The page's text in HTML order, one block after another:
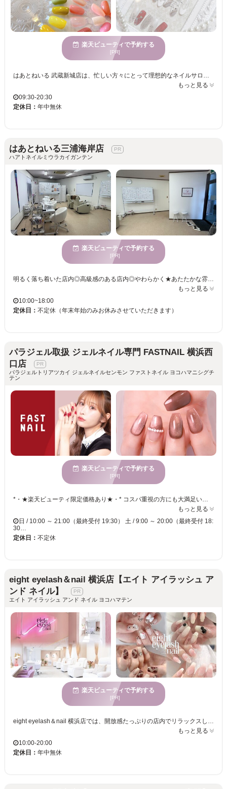
楽天ビューティで予約する
[PR]
はあとねいる 武蔵新城店は、忙しい方々にとって理想的なネイルサロンです。アットホームな雰囲気で、リラックスしながら過ごせます。特に魅力的なのは、「早い・安い・キレイ」を実現しているところ。多忙な毎日でも短時間で施術を受けられ、リーズナブルな価格で続けて通えます。経験豊富なネイリストが、シンプルからトレンドまで幅広いデザインを提案し、丁寧に仕上げますので、指先が華やかになり毎日の気分が上がります。また、幅広い年齢層の方々に対応しており、子連れの方も安心して訪れることができます。はあとねいる 武蔵新城店で理想のネイルを楽しんでください。
もっと見る
09:30-20:30
定休日： 年中無休
はあとねいる三浦海岸店
ハアトネイルミウラカイガンテン
楽天ビューティで予約する
[PR]
もっと見る
10:00~18:00
定休日： 不定休（年末年始のみお休みさせていただきます）
パラジェル取扱 ジェルネイル専門 FASTNAIL 横浜西
口店
パラジェルトリアツカイ ジェルネイルセンモン ファストネイル ヨコハマニシグチ
テン
楽天ビューティで予約する
[PR]
もっと見る
日 / 10:00 ～ 21:00（最終受付 19:30） 土 / 9:00 ～ 20:00（最終受付 18:
30…
定休日： 不定休
eight eyelash＆nail 横浜店【エイト アイラッシュ ア
ンド ネイル】
エイト アイラッシュ アンド ネイル ヨコハマテン
楽天ビューティで予約する
[PR]
eight eyelash＆nail 横浜店では、開放感たっぷりの店内でリラックスしながらネイルを楽しむことができます。若々しい女性たちにとって理想のスタイルを見つけるために丁寧なカウンセリングを提供していますので、あなたの個性やニーズにぴったり合うデザインを見つけられるでしょう。技術力だけでなく、一人ひとりの要望をしっかりと理解し、魅力を最大限引き出すデザインを実現します。新しい自分を発見し、もっと輝きたい方に最適なサロンで、何度でも訪れたくなることでしょう。気軽にお手頃な価格で自分らしい美しさを手に入れ、毎日をもっと楽しく過ごしてみませんか。エイト アイラッシュ アンド ネイルであなたの魅力を引き立てましょう。
もっと見る
10:00-20:00
定休日： 年中無休